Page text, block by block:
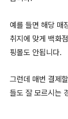
예를 들면 해당 매
취지에 맞게 백화
핑몰도 안됩니다.
그런데 매번 결제
들도 잘 모르시는